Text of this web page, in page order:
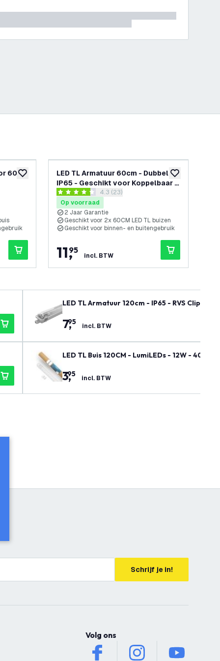
toevoegen aan verlanglijst
60cm
toevoegen aan
LED TL Armatuur 60cm - Dubbel -
IP65 - Geschikt voor Koppelbaar -
RVS Clipsreviews drawer openen
4.3 score sterren4.3 (23)
Op voorraad
2 Jaar Garantie
Geschikt voor 2x 60CM LED TL buizen
Geschikt voor binnen- en buitengebruik
11,
95
incl. BTW
LED TL Armatuur 120cm - IP65 - RVS Clips
7,
95 incl. BTW
LED TL Buis 120CM - LumiLEDs - 12W -
3,
95 incl. BTW
Schrijf je in!
Volg ons
facebook instagram youtube